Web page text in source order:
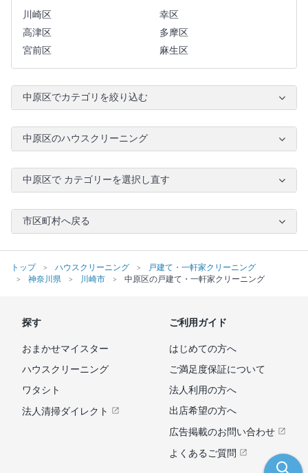
川崎区
幸区
高津区
多摩区
宮前区
麻生区
中原区でカテゴリを絞り込む
中原区のハウスクリーニング
中原区で カテゴリーを選択し直す
市区町村へ戻る
トップ ハウスクリーニング
戸建て・一軒家クリーニング
神奈川県
川崎市 中原区の戸建て・一軒家クリーニング
探す
おまかせマイスター
ハウスクリーニング
ワタシト
法人清掃ダイレクト
ご利用ガイド
はじめての方へ
ご満足度保証について
法人利用の方へ
出店希望の方へ
広告掲載のお問い合わせ
よくあるご質問